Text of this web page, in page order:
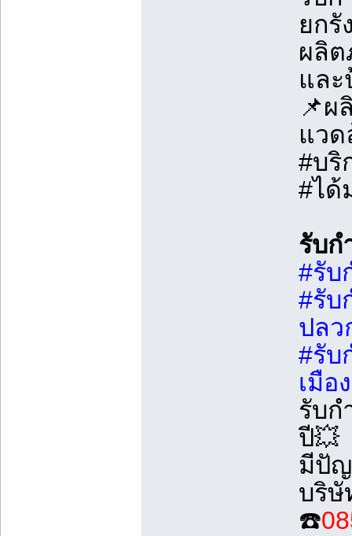
ยกรั
ผลิ
แล
📌
แว
#บริ
#ได้
รับ
#รับ
#รับ
ปลว
#รับ
เมือ
รับก
ปี💥
มีปั
บริษั
☎️